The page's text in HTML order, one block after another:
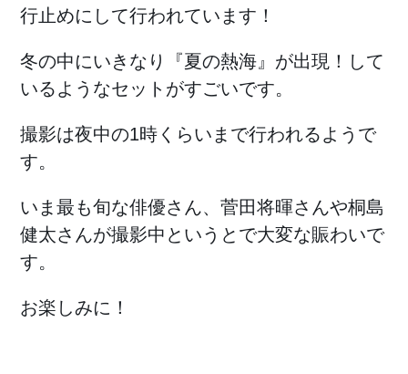
行止めにして行われています！
冬の中にいきなり『夏の熱海』が出現！して
いるようなセットがすごいです。
撮影は夜中の1時くらいまで行われるようで
す。
いま最も旬な俳優さん、菅田将暉さんや桐島
健太さんが撮影中というとで大変な賑わいで
す。
お楽しみに！